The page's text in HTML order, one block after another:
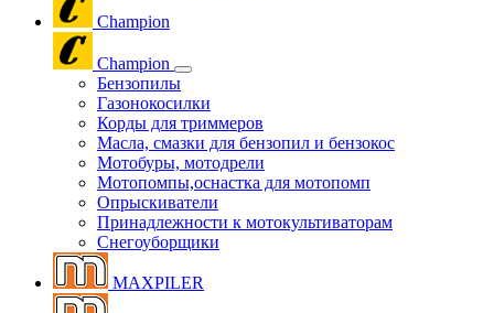
Champion
Champion
Бензопилы
Газонокосилки
Корды для триммеров
Масла, смазки для бензопил и бензокос
Мотобуры, мотодрели
Мотопомпы,оснастка для мотопомп
Опрыскиватели
Принадлежности к мотокультиваторам
Снегоуборщики
MAXPILER